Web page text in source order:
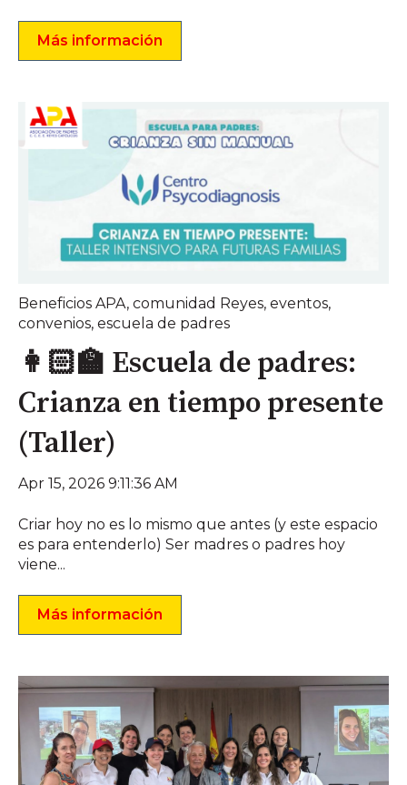
Más información
Beneficios APA, comunidad Reyes, eventos,
convenios, escuela de padres
👩🏻‍🏫 Escuela de padres:
Crianza en tiempo presente
(Taller)
Apr 15, 2026 9:11:36 AM
Criar hoy no es lo mismo que antes (y este espacio
es para entenderlo) Ser madres o padres hoy
viene...
Más información